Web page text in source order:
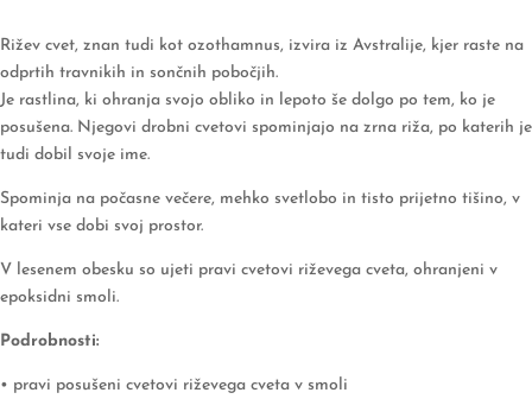
Rižev cvet, znan tudi kot ozothamnus, izvira iz Avstralije, kjer raste na
odprtih travnikih in sončnih pobočjih.
Je rastlina, ki ohranja svojo obliko in lepoto še dolgo po tem, ko je
posušena. Njegovi drobni cvetovi spominjajo na zrna riža, po katerih je
tudi dobil svoje ime.
Spominja na počasne večere, mehko svetlobo in tisto prijetno tišino, v
kateri vse dobi svoj prostor.
V lesenem obesku so ujeti pravi cvetovi riževega cveta, ohranjeni v
epoksidni smoli.
Podrobnosti:
• pravi posušeni cvetovi riževega cveta v smoli